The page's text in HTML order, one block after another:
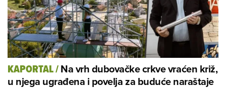
KAPORTAL/Na vrh dubovačke crkve vraćen križ,
u njega ugrađena i povelja za buduće naraštaje